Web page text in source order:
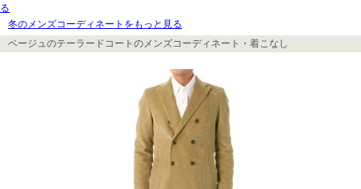
る
冬のメンズコーディネートをもっと見る
ベージュのテーラードコートのメンズコーディネート・着こなし